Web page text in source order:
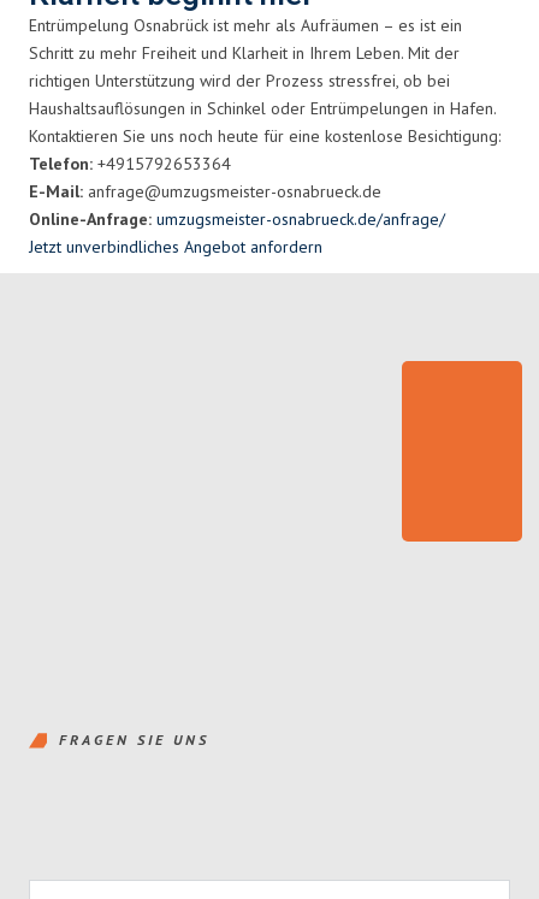
Entrümpelung Osnabrück ist mehr als Aufräumen – es ist ein
Schritt zu mehr Freiheit und Klarheit in Ihrem Leben. Mit der
richtigen Unterstützung wird der Prozess stressfrei, ob bei
Haushaltsauflösungen in Schinkel oder Entrümpelungen in Hafen.
Kontaktieren Sie uns noch heute für eine kostenlose Besichtigung:
Telefon: +4915792653364
E-Mail: anfrage@umzugsmeister-osnabrueck.de
Online-Anfrage: umzugsmeister-osnabrueck.de/anfrage/
Jetzt unverbindliches Angebot anfordern
FRAGEN SIE UNS